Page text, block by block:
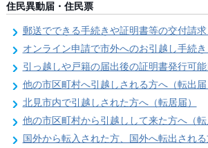
住民異動届・住民票
郵送でできる手続きや証明書等の交付請求（住民票
オンライン申請で市外へのお引越し手続き（
引っ越しや戸籍の届出後の証明書発行可能
他の市区町村へ引越しされる方へ（転出届
北見市内で引越しされた方へ（転居届）
他の市区町村から引越しして来た方へ（転
国外から転入された方、国外へ転出され